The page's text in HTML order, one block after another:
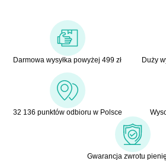
Darmowa wysyłka powyżej 499 zł
Duży
32 136 punktów odbioru w Polsce
Gwarancja zwrotu